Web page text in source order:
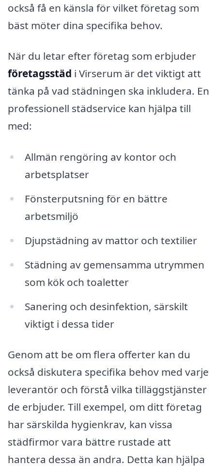
också få en känsla för vilket företag som
bäst möter dina specifika behov.
När du letar efter företag som erbjuder
företagsstäd i Virserum är det viktigt att
tänka på vad städningen ska inkludera. En
professionell städservice kan hjälpa till
med:
Allmän rengöring av kontor och
arbetsplatser
Fönsterputsning för en bättre
arbetsmiljö
Djupstädning av mattor och textilier
Städning av gemensamma utrymmen
som kök och toaletter
Sanering och desinfektion, särskilt
viktigt i dessa tider
Genom att be om flera offerter kan du
också diskutera specifika behov med varje
leverantör och förstå vilka tilläggstjänster
de erbjuder. Till exempel, om ditt företag
har särskilda hygienkrav, kan vissa
städfirmor vara bättre rustade att
hantera dessa än andra. Detta kan hjälpa